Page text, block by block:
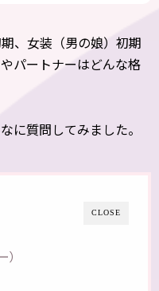
、女装（男の娘）初期
パートナーはどんな格
に質問してみました。
CLOSE